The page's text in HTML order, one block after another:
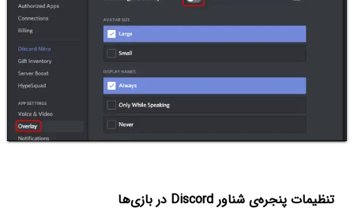
تنظیمات پنجره‌ی شناور Discord در بازی‌ها